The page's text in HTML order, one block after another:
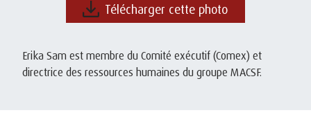
Télécharger cette photo
Erika Sam est membre du Comité exécutif (Comex) et
directrice des ressources humaines du groupe MACSF.